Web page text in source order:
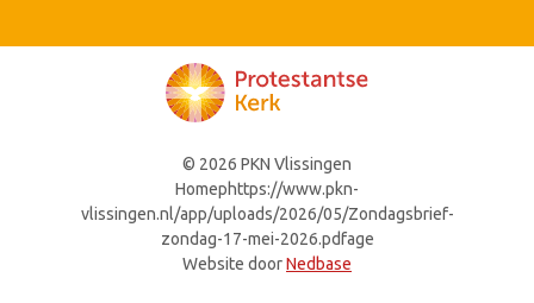
© 2026 PKN Vlissingen
Homephttps://www.pkn-
vlissingen.nl/app/uploads/2026/05/Zondagsbrief-
zondag-17-mei-2026.pdfage
Website doorNedbase